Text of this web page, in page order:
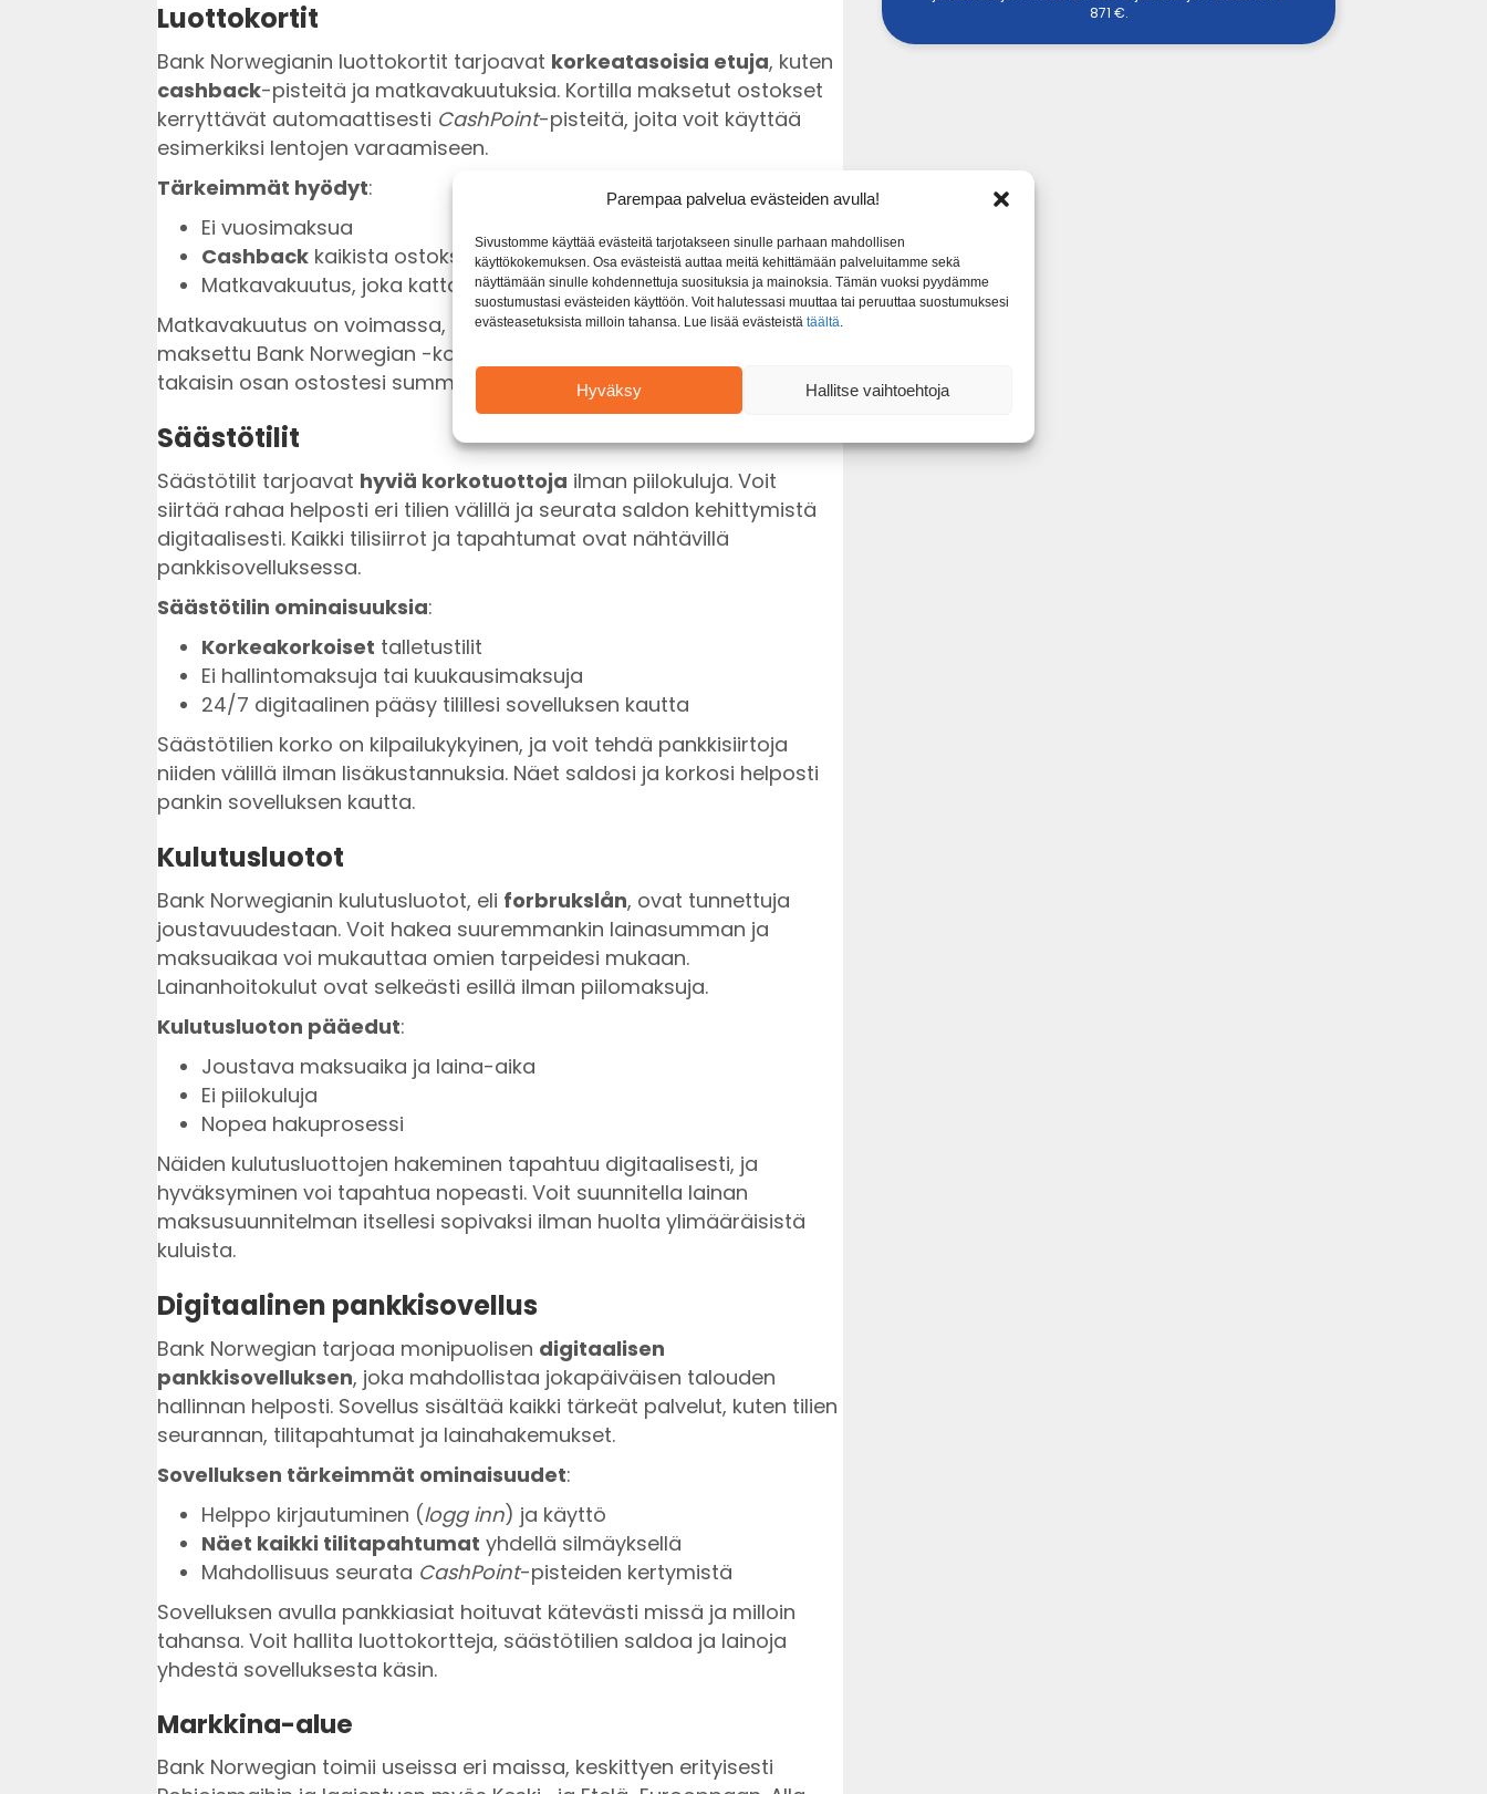
Parempaa palvelua evästeiden avulla!
Sivustomme käyttää evästeitä tarjotakseen sinulle parhaan mahdollisen
käyttökokemuksen. Osa evästeistä auttaa meitä kehittämään palveluitamme sekä
näyttämään sinulle kohdennettuja suosituksia ja mainoksia. Tämän vuoksi pyydämme
suostumustasi evästeiden käyttöön. Voit halutessasi muuttaa tai peruuttaa suostumuksesi
evästeasetuksista milloin tahansa. Lue lisää evästeistä täältä.
Hyväksy Hallitse vaihtoehtoja
Luottokortit
Bank Norwegianin luottokortit tarjoavat korkeatasoisia etuja, kuten
cashback-pisteitä ja matkavakuutuksia. Kortilla maksetut ostokset
kerryttävät automaattisesti CashPoint-pisteitä, joita voit käyttää
esimerkiksi lentojen varaamiseen.
Tärkeimmät hyödyt:
Ei vuosimaksua
Cashback kaikista ostoksista
Matkavakuutus, joka kattaa kulut matkoilla
Matkavakuutus on voimassa, kun vähintään puolet matkasta on
maksettu Bank Norwegian -kortilla. Käyttämällä korttia voit saada
takaisin osan ostostesi summasta
CashPoint-pisteinä
Säästötilit
Säästötilit tarjoavat hyviä korkotuottoja ilman piilokuluja. Voit
siirtää rahaa helposti eri tilien välillä ja seurata saldon kehittymistä
digitaalisesti. Kaikki tilisiirrot ja tapahtumat ovat nähtävillä
pankkisovelluksessa.
Säästötilin ominaisuuksia:
Korkeakorkoiset talletustilit
Ei hallintomaksuja tai kuukausimaksuja
24/7 digitaalinen pääsy tilillesi sovelluksen kautta
Säästötilien korko on kilpailukykyinen, ja voit tehdä pankkisiirtoja
niiden välillä ilman lisäkustannuksia. Näet saldosi ja korkosi helposti
pankin sovelluksen kautta.
Kulutusluotot
Bank Norwegianin kulutusluotot, eli forbrukslån, ovat tunnettuja
joustavuudestaan. Voit hakea suuremmankin lainasumman ja
maksuaikaa voi mukauttaa omien tarpeidesi mukaan.
Lainanhoitokulut ovat selkeästi esillä ilman piilomaksuja.
Kulutusluoton pääedut:
Joustava maksuaika ja laina-aika
Ei piilokuluja
Nopea hakuprosessi
Näiden kulutusluottojen hakeminen tapahtuu digitaalisesti, ja
hyväksyminen voi tapahtua nopeasti. Voit suunnitella lainan
maksusuunnitelman itsellesi sopivaksi ilman huolta ylimääräisistä
kuluista.
Digitaalinen pankkisovellus
Bank Norwegian tarjoaa monipuolisen digitaalisen
pankkisovelluksen, joka mahdollistaa jokapäiväisen talouden
hallinnan helposti. Sovellus sisältää kaikki tärkeät palvelut, kuten tilien
seurannan, tilitapahtumat ja lainahakemukset.
Sovelluksen tärkeimmät ominaisuudet:
Helppo kirjautuminen (logg inn) ja käyttö
Näet kaikki tilitapahtumat yhdellä silmäyksellä
Mahdollisuus seurata CashPoint-pisteiden kertymistä
Sovelluksen avulla pankkiasiat hoituvat kätevästi missä ja milloin
tahansa. Voit hallita luottokortteja, säästötilien saldoa ja lainoja
yhdestä sovelluksesta käsin.
Markkina-alue
Bank Norwegian toimii useissa eri maissa, keskittyen erityisesti
871 €.